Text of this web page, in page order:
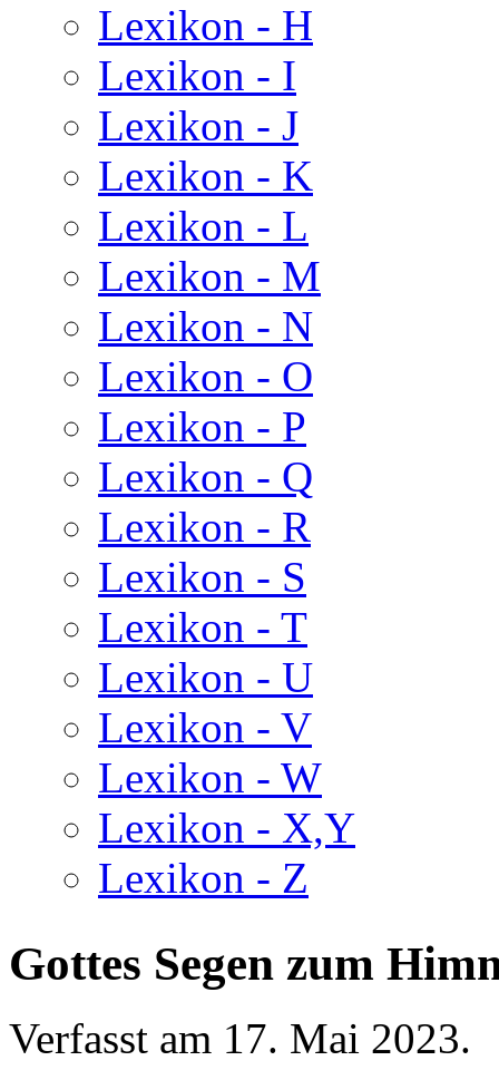
Lexikon - H
Lexikon - I
Lexikon - J
Lexikon - K
Lexikon - L
Lexikon - M
Lexikon - N
Lexikon - O
Lexikon - P
Lexikon - Q
Lexikon - R
Lexikon - S
Lexikon - T
Lexikon - U
Lexikon - V
Lexikon - W
Lexikon - X,Y
Lexikon - Z
Gottes Segen zum
Verfasst am 17. Mai 2023.